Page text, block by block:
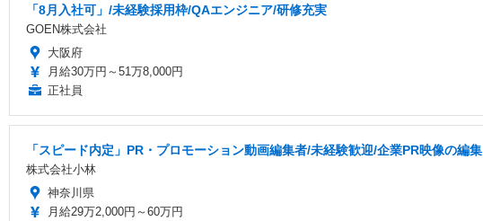
「8月入社可」/未経験採用枠/QAエンジニア/研修充実
GOEN株式会社
大阪府
月給30万円～51万8,000円
正社員
「スピード内定」PR・プロモーション動画編集者/未経験歓迎/企業PR映像の編集
株式会社小林
神奈川県
月給29万2,000円～60万円